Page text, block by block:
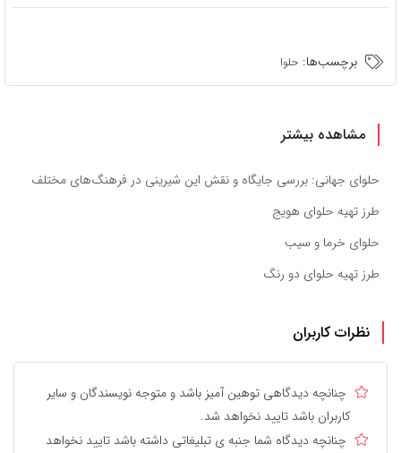
برچسب‌ها: حلوا
مشاهده بیشتر
حلوای جهانی: بررسی جایگاه و نقش این شیرینی در فرهنگ‌های مختلف
طرز تهیه حلوای هویج
حلوای خرما و سیب
طرز تهیه حلوای دو رنگ
نظرات کاربران
چنانچه دیدگاهی توهین آمیز باشد و متوجه نویسندگان و سایر
کاربران باشد تایید نخواهد شد.
چنانچه دیدگاه شما جنبه ی تبلیغاتی داشته باشد تایید نخواهد